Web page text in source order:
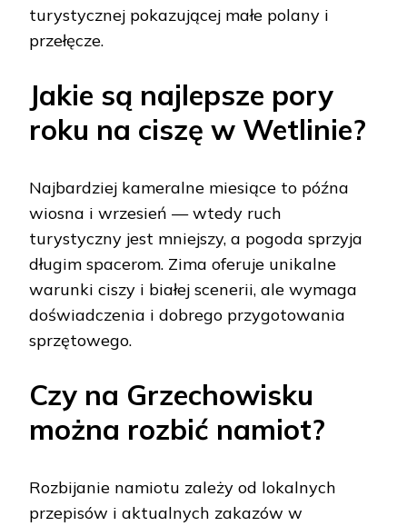
turystycznej pokazującej małe polany i
przełęcze.
Jakie są najlepsze pory
roku na ciszę w Wetlinie?
Najbardziej kameralne miesiące to późna
wiosna i wrzesień — wtedy ruch
turystyczny jest mniejszy, a pogoda sprzyja
długim spacerom. Zima oferuje unikalne
warunki ciszy i białej scenerii, ale wymaga
doświadczenia i dobrego przygotowania
sprzętowego.
Czy na Grzechowisku
można rozbić namiot?
Rozbijanie namiotu zależy od lokalnych
przepisów i aktualnych zakazów w